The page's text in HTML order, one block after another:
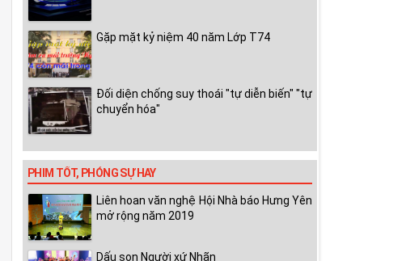
Gặp mặt kỷ niệm 40 năm Lớp T74
Đối diện chống suy thoái "tự diễn biến" "tự
chuyển hóa"
PHIM TỐT, PHÓNG SỰ HAY
Liên hoan văn nghệ Hội Nhà báo Hưng Yên
mở rộng năm 2019
Dấu son Người xứ Nhãn